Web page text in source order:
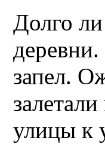
Долго
деревни.
запел.
улицы к